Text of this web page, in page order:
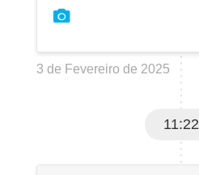
3 de Fevereiro de 2025
11:22